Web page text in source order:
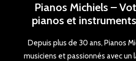
Pianos Michiels –
pianos et
Depuis plus de 30 ans, Pianos
musiciens et passionnés avec un